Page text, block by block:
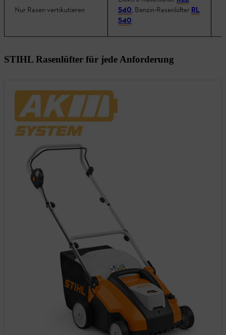
Nur Rasen vertikutieren
540, Benzin-Rasenlüfter RL
540
STIHL Rasenlüfter für jede Anforderung